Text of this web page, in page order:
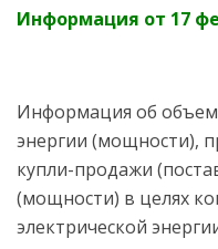
Информация от 17
Информация об
энергии (мощности),
купли-продажи
(мощности) в целях
электрической